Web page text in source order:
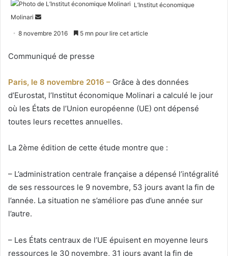
L’Institut économique
Molinari
Envoyer
8 novembre 2016 5 mn pour lire cet article
Communiqué de presse
Paris, le 8 novembre 2016 – Grâce à des données
d’Eurostat, l’Institut économique Molinari a calculé le jour
où les États de l’Union européenne (UE) ont dépensé
toutes leurs recettes annuelles.
La 2ème édition de cette étude montre que :
– L’administration centrale française a dépensé l’intégralité
de ses ressources le 9 novembre, 53 jours avant la fin de
l’année. La situation ne s’améliore pas d’une année sur
l’autre.
– Les États centraux de l’UE épuisent en moyenne leurs
ressources le 30 novembre, 31 jours avant la fin de